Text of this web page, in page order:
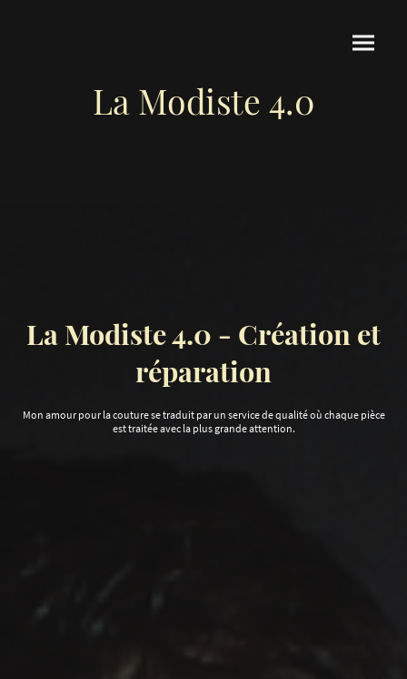
La Modiste 4.0
La Modiste 4.0 - Création et
réparation
Mon amour pour la couture se traduit par un service de qualité où chaque pièce
est traitée avec la plus grande attention.